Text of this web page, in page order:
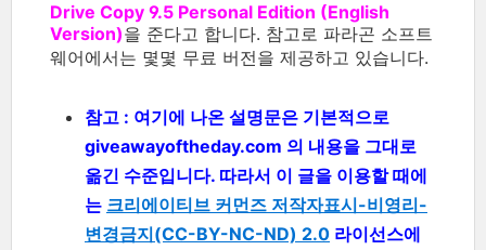
Drive Copy 9.5 Personal Edition (English
Version)을 준다고 합니다. 참고로 파라곤 소프트
웨어에서는 몇몇 무료 버전을 제공하고 있습니다.
참고 : 여기에 나온 설명문은 기본적으로
giveawayoftheday.com 의 내용을 그대로
옮긴 수준입니다. 따라서 이 글을 이용할 때에
는 크리에이티브 커먼즈 저작자표시-비영리-
변경금지(CC-BY-NC-ND) 2.0 라이선스에